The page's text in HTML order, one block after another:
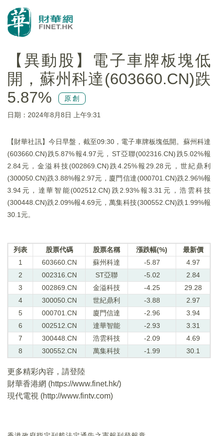
【異動股】電子車牌板塊低
開，蘇州科達(603660.CN)跌
5.87%
原創
日期：2024年8月8日 上午9:31
【財華社訊】今日早盤，截至09:30，電子車牌板塊低開。蘇州科達
(603660.CN)跌5.87%報4.97元，ST亞聯(002316.CN)跌5.02%報
2.84元，金溢科技(002869.CN)跌4.25%報29.28元，世紀鼎利
(300050.CN)跌3.88%報2.97元，廈門信達(000701.CN)跌2.96%報
3.94元，達華智能(002512.CN)跌2.93%報3.31元，浩雲科技
(300448.CN)跌2.09%報4.69元，萬集科技(300552.CN)跌1.99%報
30.1元。
列表 股票代碼 股票名稱 漲跌幅(%)
最新價
1
603660.CN 蘇州科達 -5.87
4.97
2
002316.CN ST亞聯 -5.02
2.84
3
002869.CN 金溢科技 -4.25
29.28
4
300050.CN 世紀鼎利 -3.88
2.97
5
000701.CN 廈門信達 -2.96
3.94
6
002512.CN 達華智能 -2.93
3.31
7
300448.CN 浩雲科技 -2.09
4.69
8
300552.CN 萬集科技 -1.99 30.1
更多精彩內容，請登陸
財華香港網 (https://www.finet.hk/)
現代電視 (http://www.fintv.com)